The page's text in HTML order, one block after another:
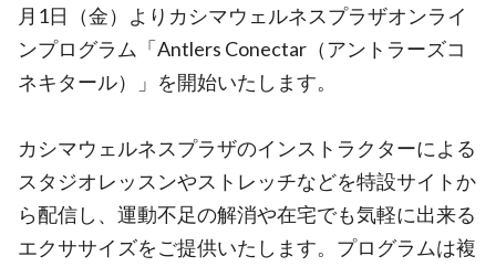
月1日（金）よりカシマウェルネスプラザオンライ
ンプログラム「Antlers Conectar（アントラーズコ
ネキタール）」を開始いたします。
カシマウェルネスプラザのインストラクターによる
スタジオレッスンやストレッチなどを特設サイトか
ら配信し、運動不足の解消や在宅でも気軽に出来る
エクササイズをご提供いたします。プログラムは複